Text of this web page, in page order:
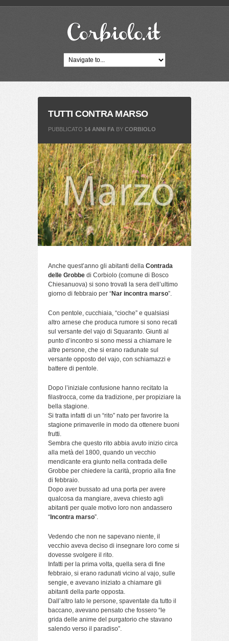
TUTTI CONTRA MARSO
PUBBLICATO 14 ANNI FA BY CORBIOLO
Anche quest’anno gli abitanti della Contrada
delle Grobbe di Corbiolo (comune di Bosco
Chiesanuova) si sono trovati la sera dell’ultimo
giorno di febbraio per “Nar incontra marso”.
Con pentole, cucchiaia, “cioche” e qualsiasi
altro arnese che produca rumore si sono recati
sul versante del vajo di Squaranto. Giunti al
punto d’incontro si sono messi a chiamare le
altre persone, che si erano radunate sul
versante opposto del vajo, con schiamazzi e
battere di pentole.
Dopo l’iniziale confusione hanno recitato la
filastrocca, come da tradizione, per propiziare la
bella stagione.
Si tratta infatti di un “rito” nato per favorire la
stagione primaverile in modo da ottenere buoni
frutti.
Sembra che questo rito abbia avuto inizio circa
alla metà del 1800, quando un vecchio
mendicante era giunto nella contrada delle
Grobbe per chiedere la carità, proprio alla fine
di febbraio.
Dopo aver bussato ad una porta per avere
qualcosa da mangiare, aveva chiesto agli
abitanti per quale motivo loro non andassero
“ Incontra marso”.
Vedendo che non ne sapevano niente, il
vecchio aveva deciso di insegnare loro come si
dovesse svolgere il rito.
Infatti per la prima volta, quella sera di fine
febbraio, si erano radunati vicino al vajo, sulle
sengie, e avevano iniziato a chiamare gli
abitanti della parte opposta.
Dall’altro lato le persone, spaventate da tutto il
baccano, avevano pensato che fossero “le
grida delle anime del purgatorio che stavano
salendo verso il paradiso”.